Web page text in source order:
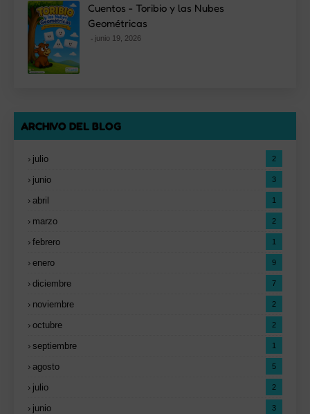
Cuentos - Toribio y las Nubes
Geométricas
junio 19, 2026
ARCHIVO DEL BLOG
julio 2
junio 3
abril 1
marzo 2
febrero 1
enero 9
diciembre 7
noviembre 2
octubre 2
septiembre 1
agosto 5
julio 2
junio 3